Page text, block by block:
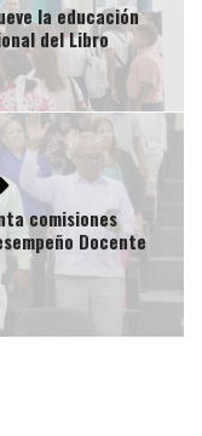
la educación
del Libro
comisiones
Docente